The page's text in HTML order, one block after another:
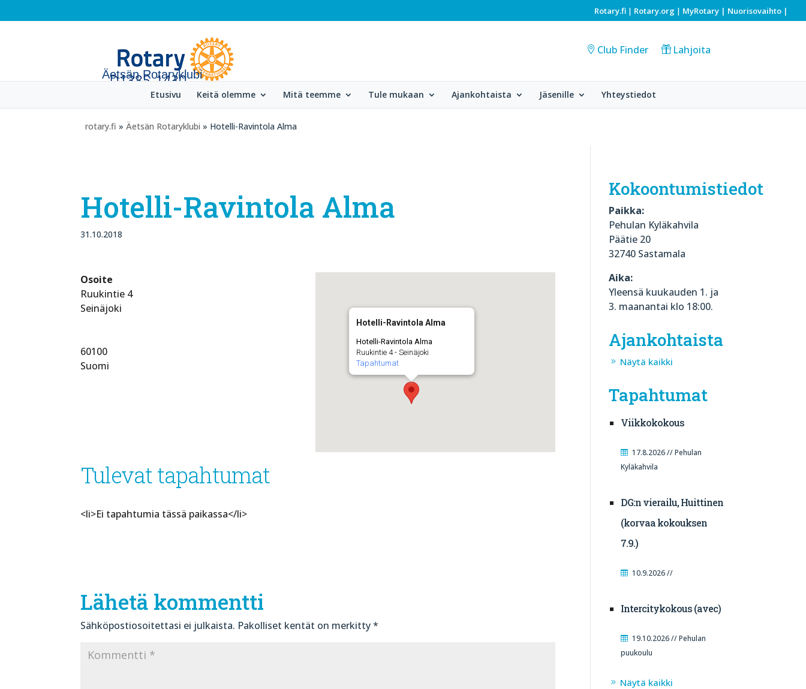
Rotary.fi | Rotary.org | MyRotary | Nuorisovaihto |
Äetsän Rotaryklubi
Club Finder Lahjoita
Etusivu Keitä olemme Mitä teemme Tule mukaan Ajankohtaista Jäsenille Yhteystiedot
rotary.fi » Äetsän Rotaryklubi » Hotelli-Ravintola Alma
Hotelli-Ravintola Alma
31.10.2018
Hotelli-Ravintola Alma
Hotelli-Ravintola Alma
Ruukintie 4 - Seinäjoki
Tapahtumat
Osoite
Ruukintie 4
Seinäjoki
60100
Suomi
Tulevat tapahtumat
<li>Ei tapahtumia tässä paikassa</li>
Lähetä kommentti
Sähköpostiosoitettasi ei julkaista. Pakolliset kentät on merkitty*
Kokoontumistiedot
Paikka:
Pehulan Kyläkahvila
Päätie 20
32740 Sastamala
Aika:
Yleensä kuukauden 1. ja
3. maanantai klo 18:00.
Ajankohtaista
Näytä kaikki
Tapahtumat
Viikkokokous
17.8.2026 // Pehulan
Kyläkahvila
DG:n vierailu, Huittinen
(korvaa kokouksen
7.9.)
10.9.2026 //
Intercitykokous (avec)
19.10.2026 // Pehulan
puukoulu
Näytä kaikki